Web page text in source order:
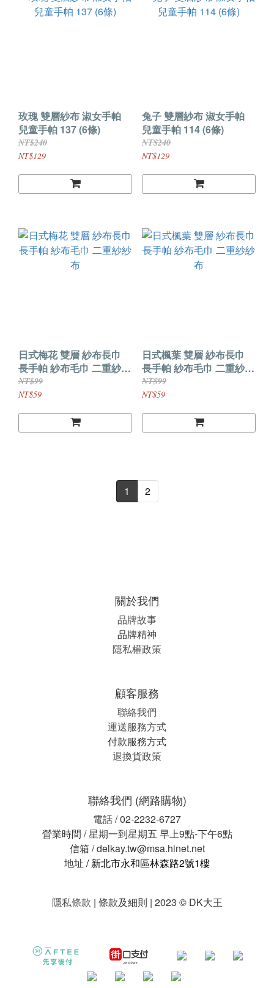
玫瑰 雙層紗布 淑女手帕
兒童手帕 137 (6條)
NT$240
NT$129
兔子 雙層紗布 淑女手帕
兒童手帕 114 (6條)
NT$240
NT$129
日式梅花 雙層 紗布長巾
長手帕 紗布毛巾 二重紗紗
布
NT$99
NT$59
日式楓葉 雙層 紗布長巾
長手帕 紗布毛巾 二重紗紗
布
NT$99
NT$59
1 2
關於我們
品牌故事
品牌精神
隱私權政策
顧客服務
聯絡我們
運送服務方式
付款服務方式
退換貨政策
聯絡我們 (網路購物)
電話 / 02-2232-6727
營業時間 / 星期一到星期五 早上9點-下午6點
信箱 / delkay.tw@msa.hinet.net
地址 / 新北市永和區林森路2號1樓
隱私條款 | 條款及細則 | 2023 © DK大王